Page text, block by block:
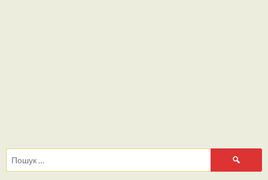
Пошук: